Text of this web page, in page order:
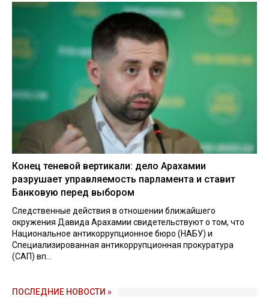
Конец теневой вертикали: дело Арахамии
разрушает управляемость парламента и ставит
Банковую перед выбором
Следственные действия в отношении ближайшего
окружения Давида Арахамии свидетельствуют о том, что
Национальное антикоррупционное бюро (НАБУ) и
Специализированная антикоррупционная прокуратура
(САП) вп...
ПОСЛЕДНИЕ НОВОСТИ »